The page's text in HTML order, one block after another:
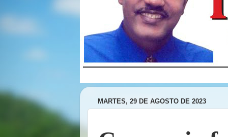
MARTES, 29 DE AGOSTO DE 2023